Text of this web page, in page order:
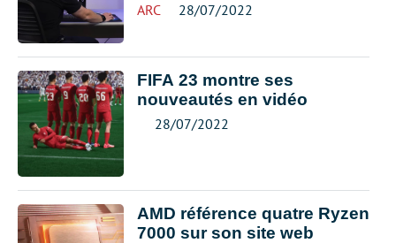
ARC 28/07/2022
FIFA 23 montre ses
nouveautés en vidéo
28/07/2022
AMD référence quatre Ryzen
7000 sur son site web